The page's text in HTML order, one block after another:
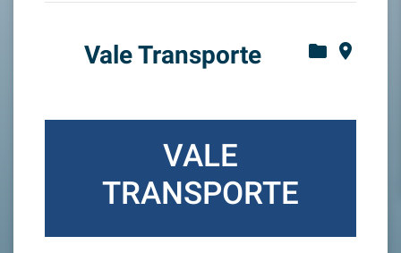
Vale Transporte place
folder
VALE
TRANSPORTE